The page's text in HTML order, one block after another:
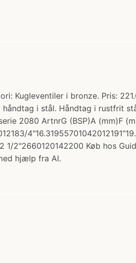
Kugleventiler i bronze. Pris:
i stål. Håndtag i rustfrit
2080 ArtnrG (BSP)A (mm)F
1/2"2660120142200 Køb hos
hjælp fra AI.